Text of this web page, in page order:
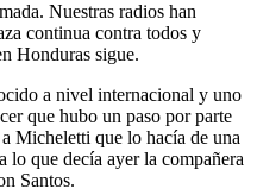
Nuestras radios han
continua contra todos y
Honduras sigue.
a nivel internacional y uno
que hubo un paso por parte
Micheletti que lo hacía de una
lo que decía ayer la compañera
Santos.